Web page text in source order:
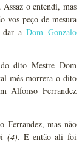
Assaz o entendi, mas
vos peço de mesura
dar aDom Gonzalo
dito Mestre Dom
mês morrera o dito
Alfonso Ferrandez
Ferrandez, mas não
(4). E então ali foi